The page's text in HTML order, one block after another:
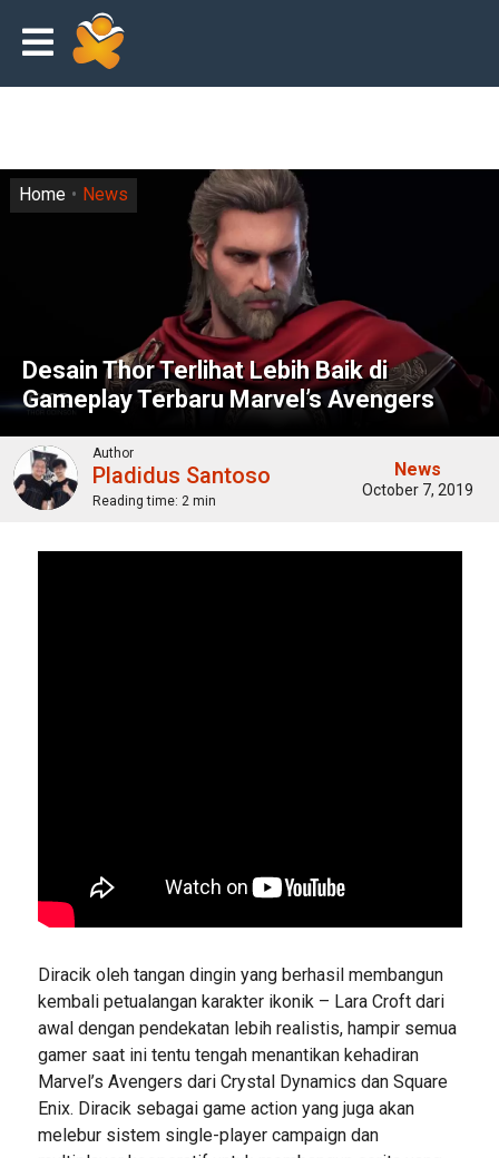
Desain Thor Terlihat Lebih Baik di
Gameplay Terbaru Marvel’s Avengers
Home News
Author
Pladidus Santoso
Reading time: 2 min
News
October 7, 2019
Diracik oleh tangan dingin yang berhasil membangun
kembali petualangan karakter ikonik – Lara Croft dari
awal dengan pendekatan lebih realistis, hampir semua
gamer saat ini tentu tengah menantikan kehadiran
Marvel’s Avengers dari Crystal Dynamics dan Square
Enix. Diracik sebagai game action yang juga akan
melebur sistem single-player campaign dan